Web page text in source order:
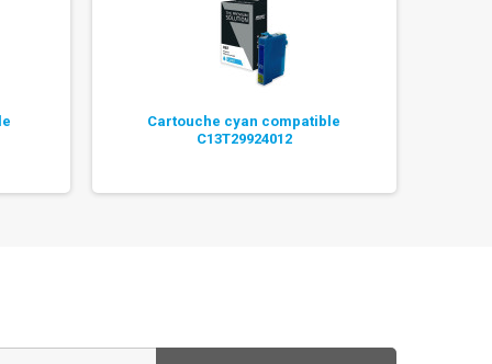
Cartouche cyan compatible
C13T29924012